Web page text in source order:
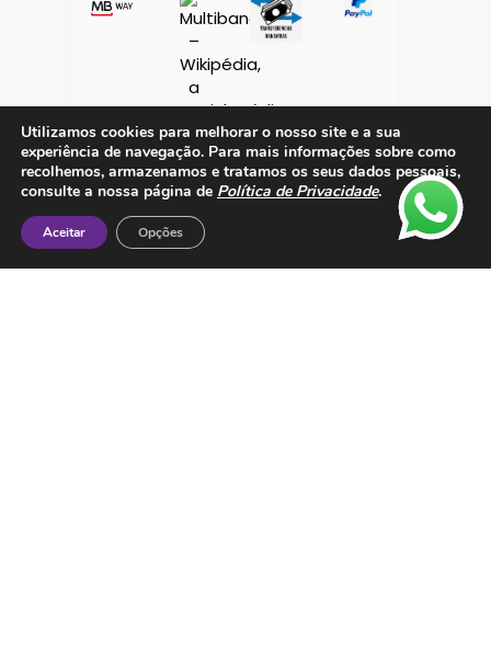
Utilizamos cookies para melhorar o nosso site e a sua
experiência de navegação. Para mais informações sobre como
recolhemos, armazenamos e tratamos os seus dados pessoais,
consulte a nossa página de Política de Privacidade.
Aceitar Opções